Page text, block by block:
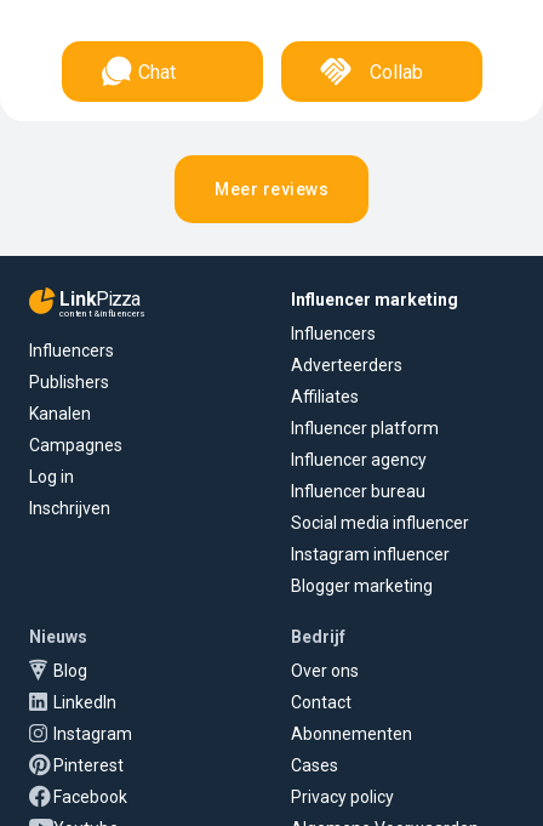
Chat Collab
Meer reviews
LinkPizza
content & influencers
Influencers
Publishers
Kanalen
Campagnes
Log in
Inschrijven
Influencer marketing
Influencers
Adverteerders
Affiliates
Influencer platform
Influencer agency
Influencer bureau
Social media influencer
Instagram influencer
Blogger marketing
Nieuws
Blog
LinkedIn
Instagram
Pinterest
Facebook
Bedrijf
Over ons
Contact
Abonnementen
Cases
Privacy policy